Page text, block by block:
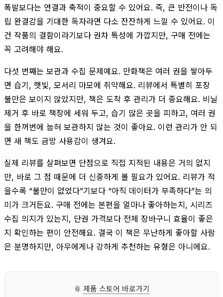
폭발보다는 연결과 축적이 중요할 수 있어요. 즉, 큰 반전이나 독
립 완결감을 기대한 독자라면 다소 잔잔하게 느낄 수 있어요. 이
건 작품의 결함이라기보다 권차 특성에 가깝지만, 구매 전에는
꼭 고려해야 해요.
다섯 번째는 보관과 수집 문제예요. 만화책은 여러 권을 쌓아두
면 습기, 햇빛, 모서리 마모에 취약해요. 리뷰에서 특별히 포장
불만은 보이지 않았지만, 책은 도착 후 관리가 더 중요해요. 비닐
제거 후 바로 책장에 세워 두고, 습기 많은 곳을 피하고, 여러 권
을 한꺼번에 눕혀 보관하지 않는 것이 좋아요. 이런 관리가 안 되
면 새 책도 금방 사용감이 생겨요.
실제 리뷰를 살펴보면 단점으로 직접 지적된 내용은 거의 없지
만, 바로 그 점 때문에 더 신중하게 볼 필요가 있어요. 리뷰가 적
을수록 “불만이 없었다”기보다 “아직 데이터가 부족하다”는 의
미가 크거든요. 구매 전에는 본편을 얼마나 좋아하는지, 시리즈
수집 의지가 있는지, 단권 가격보다 전체 장바구니 효율이 좋은
지 확인하는 편이 안전해요. 결국 이 책은 무난하게 좋아할 사람
은 분명하지만, 아무에게나 강하게 추천하는 유형은 아니에요.
📎 제품 스토어 바로가기